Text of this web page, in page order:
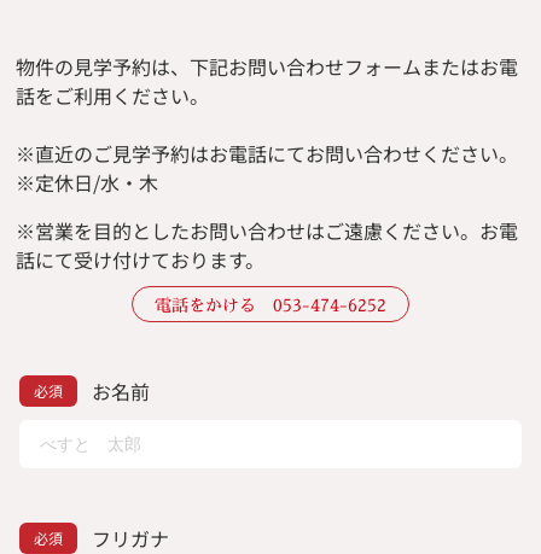
物件の見学予約は、下記お問い合わせフォームまたはお電
話をご利用ください。
※直近のご見学予約はお電話にてお問い合わせください。
※定休日/水・木
※営業を目的としたお問い合わせはご遠慮ください。 お電
話にて受け付けております。
電話をかける 053-474-6252
お名前
フリガナ